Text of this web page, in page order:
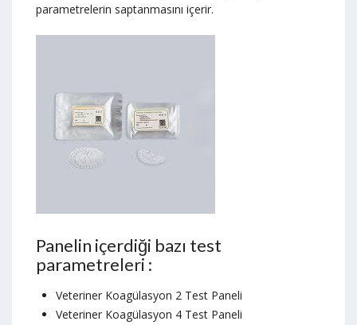
parametrelerin saptanmasını içerir.
Panelin içerdiği bazı test
parametreleri :
Veteriner Koagülasyon 2 Test Paneli
Veteriner Koagülasyon 4 Test Paneli